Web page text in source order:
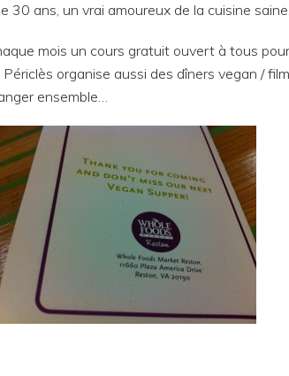
30 ans, un vrai amoureux de la cuisine saine.
mois un cours gratuit ouvert à tous
organise aussi des dîners vegan /
ensemble…